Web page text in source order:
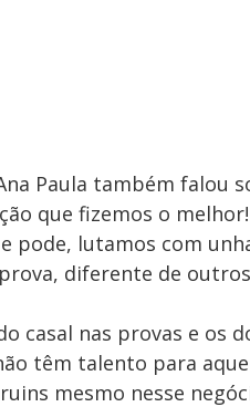
Paula também falou
que fizemos o
pode, lutamos com
diferente de
casal nas provas e os
têm talento para
mesmo nesse